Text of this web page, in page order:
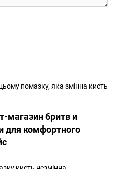
помазку, яка змінна кисть
магазин бритв и
для комфортного